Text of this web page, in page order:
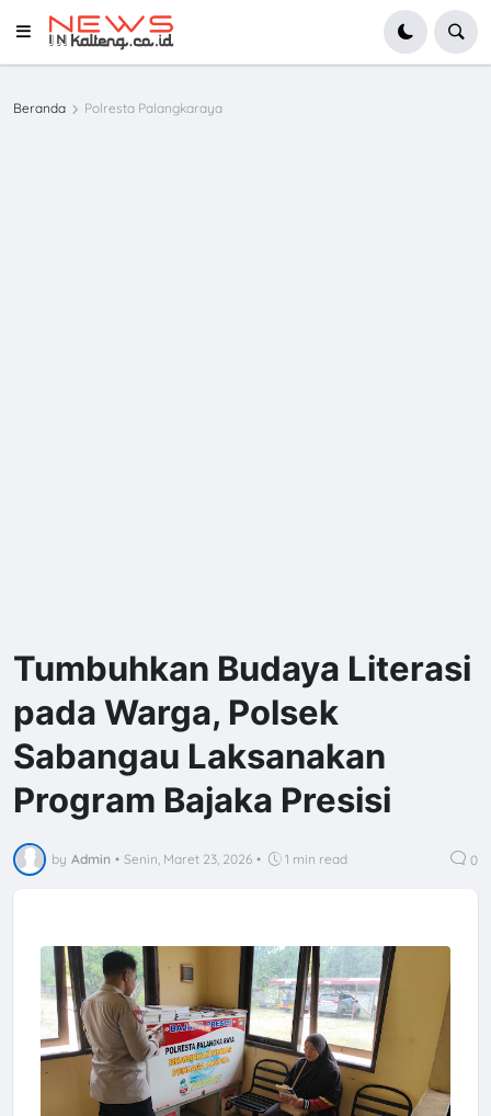
Beranda Polresta Palangkaraya
Tumbuhkan Budaya Literasi
pada Warga, Polsek
Sabangau Laksanakan
Program Bajaka Presisi
by Admin • Senin, Maret 23, 2026 • 1 min read 0